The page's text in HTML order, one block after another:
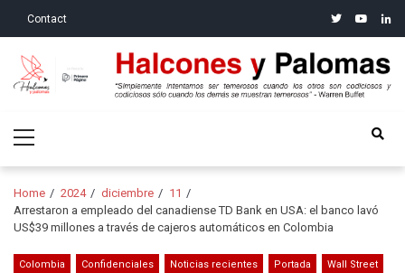
Contact twitteryoutube
Halcones y Palomas
Menu
Home 2024 diciembre
11
Arrestaron a empleado del canadiense TD Bank en USA: el banco lavó
US$39 millones a través de cajeros automáticos en Colombia
Colombia Confidenciales Noticias recientes Portada Wall Street